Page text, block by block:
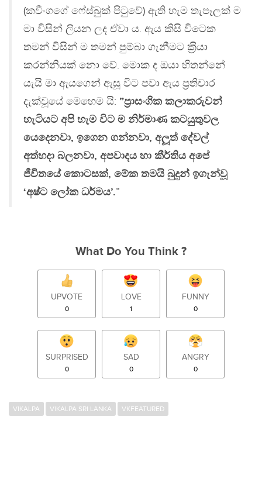
(කවීංගගේ ෆේස්බුක් පිටුවේ) ඇති හැම තැපෑලක් ම
මා විසින් ලියන ලද ඒවා ය. ඇය කිසි විටෙක
තමන් විසින් ම තමන් පුම්බා ගැනීමට ක‍්‍රියා
කරන්නියක් නො වේ. මොක ද ඔයා හිතන්නේ
යැයි මා ඇයගෙන් ඇසූ විට පවා ඇය ප‍්‍රතිචාර
දැක්වූයේ මෙහෙම යි: ”ප‍්‍රාසංගික කලාකරුවන්
හැටියට අපි හැම විට ම නිර්මාණ කටයුතුවල
යෙදෙනවා, ඉගෙන ගන්නවා, අලූත් දේවල්
අත්හදා බලනවා, අපවාදය හා කීර්තිය අපේ
ජීවිතයේ කොටසක්, මේක තමයි බුදුන් ඉගැන්වූ
‘අෂ්ට ලෝක ධර්මය’.”
What Do You Think ?
UPVOTE
0
LOVE
1
FUNNY
0
SURPRISED
0
SAD
0
ANGRY
0
VIKALPA VIKALPA SRI LANKA VKFEATURED